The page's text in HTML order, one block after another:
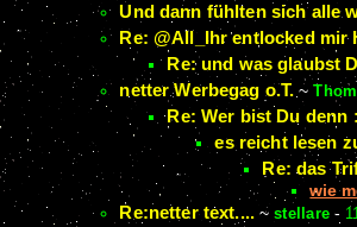
Und dann fühlten sich alle
Re: @All_Ihr entlocked mir
Re: und was glaubst
netter Werbegag o.T. ~
Re: Wer bist Du denn
es reicht lesen
Re: das
wie
Re:netter text.... ~stellare -